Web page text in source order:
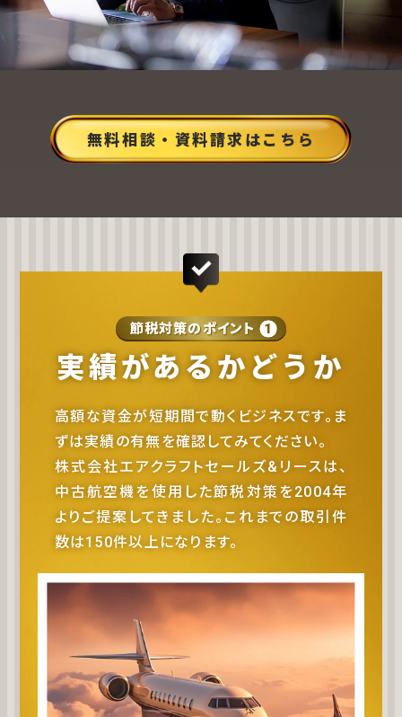
無料相談・資料請求はこちら
節税対策のポイント 1
実績があるかどうか
高額な資金が短期間で動くビジネスです。ま
ずは実績の有無を確認してみてください。
株式会社エアクラフトセールズ&リースは、
中古航空機を使用した節税対策を2004年
よりご提案してきました。これまでの取引件
数は150件以上になります。